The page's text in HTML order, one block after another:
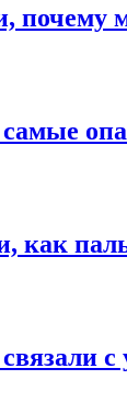
самые
как
с